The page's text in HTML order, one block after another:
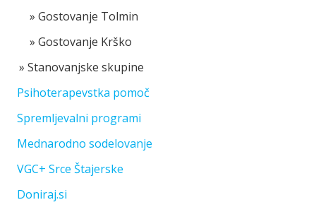
Gostovanje Tolmin
Gostovanje Krško
Stanovanjske skupine
Psihoterapevstka pomoč
Spremljevalni programi
Mednarodno sodelovanje
VGC+ Srce Štajerske
Doniraj.si